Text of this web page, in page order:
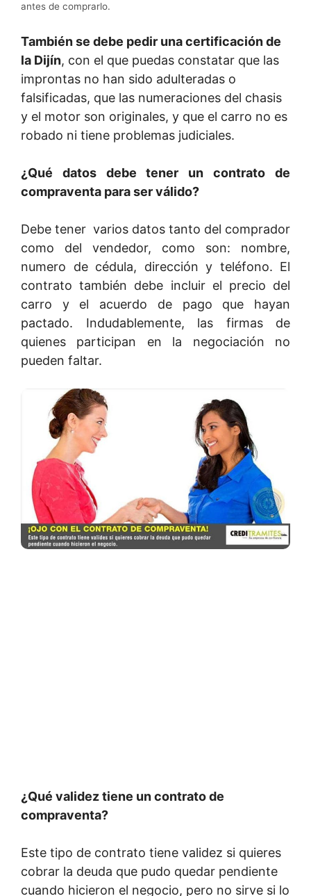
antes de comprarlo.
También se debe pedir una certificación de
la Dijín, con el que puedas constatar que las
improntas no han sido adulteradas o
falsificadas, que las numeraciones del chasis
y el motor son originales, y que el carro no es
robado ni tiene problemas judiciales.
¿Qué datos debe tener un contrato de
compraventa para ser válido?
Debe tener varios datos tanto del comprador
como del vendedor, como son: nombre,
numero de cédula, dirección y teléfono. El
contrato también debe incluir el precio del
carro y el acuerdo de pago que hayan
pactado. Indudablemente, las firmas de
quienes participan en la negociación no
pueden faltar.
¿Qué validez tiene un contrato de
compraventa?
Este tipo de contrato tiene validez si quieres
cobrar la deuda que pudo quedar pendiente
cuando hicieron el negocio, pero no sirve si lo